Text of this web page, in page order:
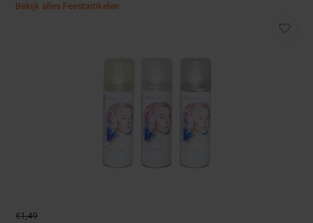
Bekijk alles Feestartikelen
€1,49